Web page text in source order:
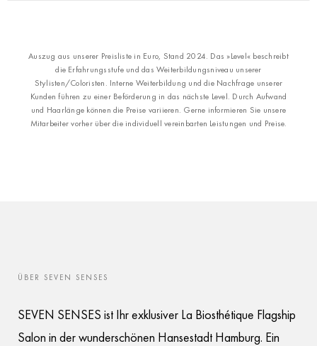
Auszug aus unserer Preisliste in Euro, Stand 2024. Das »Level« beschreibt
die Erfahrungsstufe und das Weiterbildungsniveau unserer
Stylisten/Coloristen. Interne Weiterbildung und die Nachfrage unserer
Kunden führen zu einer Beförderung in das nächste Level. Durch Aufwand
und Haarlänge können die Preise variieren. Gerne informieren Sie unsere
Mitarbeiter vorher über die individuell vereinbarten Leistungen und Preise.
ÜBER SEVEN SENSES
SEVEN SENSES ist Ihr exklusiver La Biosthétique Flagship
Salon in der wunderschönen Hansestadt Hamburg. Ein